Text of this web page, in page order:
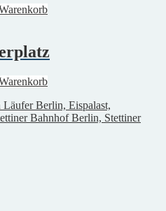
Berlin, Eispalast,
Berlin, Stettiner